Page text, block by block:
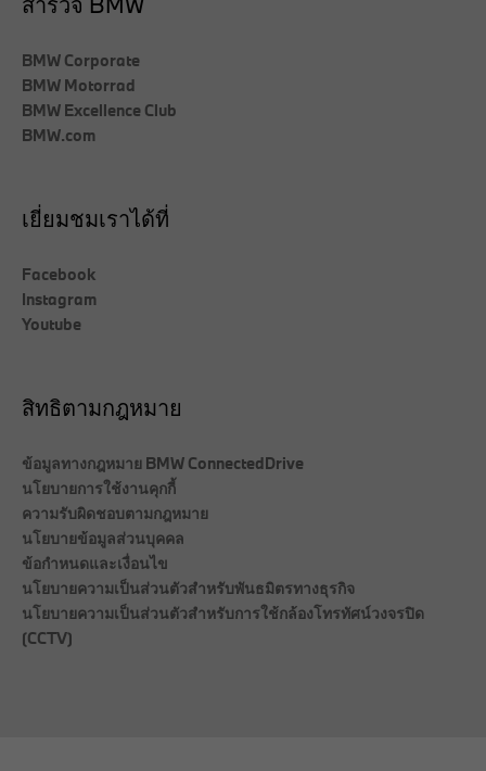
BMW Corporate
BMW Motorrad
BMW Excellence Club
BMW.com
เยี่ยมชมเราได้ที่
Facebook
Instagram
Youtube
สิทธิตามกฎหมาย
ข้อมูลทางกฎหมาย BMW ConnectedDrive
นโยบายการใช้งานคุกกี้
ความรับผิดชอบตามกฎหมาย
นโยบายข้อมูลส่วนบุคคล
ข้อกำหนดและเงื่อนไข
นโยบายความเป็นส่วนตัวสำหรับพันธมิตรทางธุรกิจ
นโยบายความเป็นส่วนตัวสำหรับการใช้กล้องโทรทัศน์วงจรปิด
(CCTV)